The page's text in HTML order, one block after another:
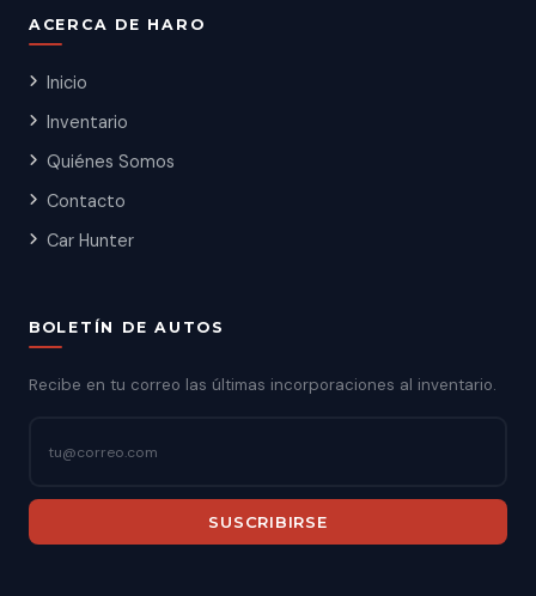
ACERCA DE HARO
Inicio
Inventario
Quiénes Somos
Contacto
Car Hunter
BOLETÍN DE AUTOS
Recibe en tu correo las últimas incorporaciones al inventario.
SUSCRIBIRSE